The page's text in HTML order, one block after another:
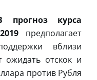
прогноз курса
предполагает
вблизи
ожидать отскок и
против Рубля